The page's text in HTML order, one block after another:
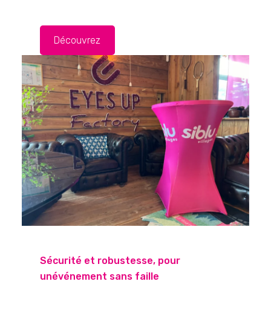
Découvrez
Sécurité et robustesse, pour
unévénement sans faille